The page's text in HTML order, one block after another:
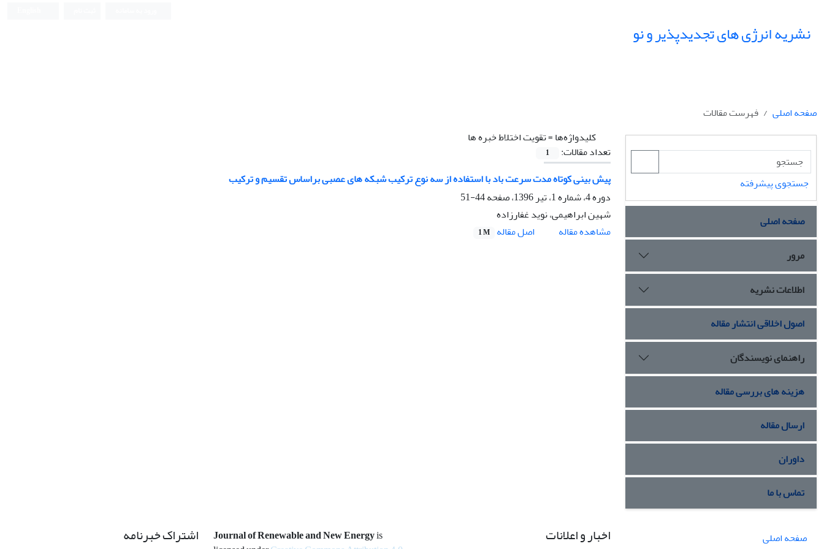
نشریه انرژی های تجدیدپذیر و نو
صفحه اصلی
فهرست مقالات
کلیدواژه‌ها =تقویت اختلاط خبره ها
تعداد مقالات:
1
پیش بینی کوتاه مدت سرعت باد با استفاده از سه نوع ترکیب شبکه های عصبی براساس تقسیم و ترکیب
دوره 4، شماره 1، تیر 1396، صفحه
44-51
شهین ابراهیمی، نوید غفارزاده
مشاهده مقاله
اصل مقاله 1 M
جستجوی پیشرفته
صفحه اصلی
مرور
اطلاعات نشریه
اصول اخلاقی انتشار مقاله
راهنمای نویسندگان
هزینه های بررسی مقاله
ارسال مقاله
داوران
تماس با ما
صفحه اصلی
اخبار و اعلانات Journal of Renewable and New Energyis
اشتراک خبرنامه